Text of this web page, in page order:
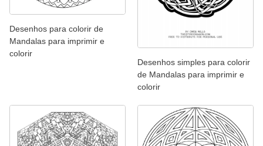
Desenhos para colorir de
Mandalas para imprimir e
colorir
Desenhos simples para colorir
de Mandalas para imprimir e
colorir